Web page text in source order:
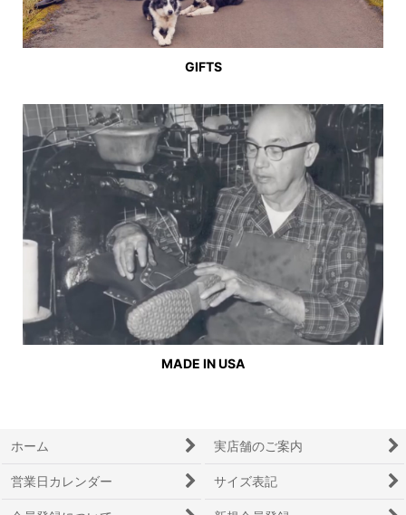
GIFTS
MADE IN USA
ホーム 実店舗のご案内
営業日カレンダー サイズ表記